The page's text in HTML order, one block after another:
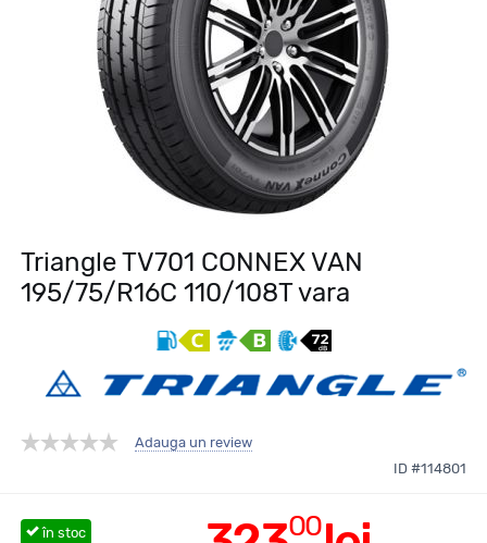
Triangle TV701 CONNEX VAN
195/75/R16C 110/108T vara
Adauga un review
ID #114801
00
în stoc